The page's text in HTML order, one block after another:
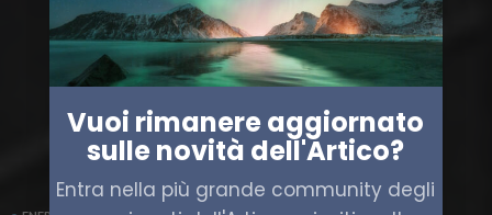
Vuoi rimanere aggiornato
sulle novità dell'Artico?
Entra nella più grande community degli